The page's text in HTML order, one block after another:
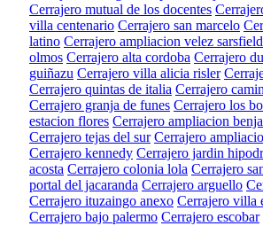
Cerrajero mutual de los docentes
villa centenario Cerrajero san marcelo
latino Cerrajero ampliacion velez sarsfield
olmos Cerrajero alta cordoba Cerrajero
guiñazu Cerrajero villa alicia risler
Cerrajero quintas de italia Cerrajero
Cerrajero granja de funes Cerrajero los
estacion flores Cerrajero ampliacion
Cerrajero tejas del sur Cerrajero
Cerrajero kennedy Cerrajero jardin
acosta Cerrajero colonia lola Cerrajero
portal del jacaranda Cerrajero arguello
Cerrajero ituzaingo anexo Cerrajero villa
Cerrajero bajo palermo Cerrajero escobar